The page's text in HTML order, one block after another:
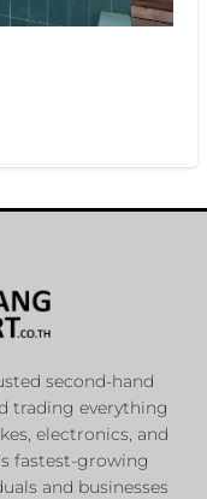
second-hand
trading everything
electronics, and
fastest-growing
and businesses